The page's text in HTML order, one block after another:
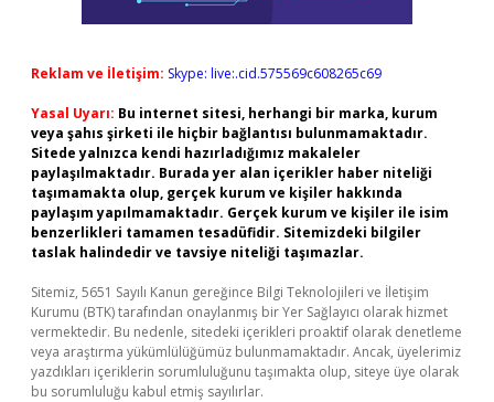
Reklam ve İletişim: Skype: live:.cid.575569c608265c69
Yasal Uyarı: Bu internet sitesi, herhangi bir marka, kurum
veya şahıs şirketi ile hiçbir bağlantısı bulunmamaktadır.
Sitede yalnızca kendi hazırladığımız makaleler
paylaşılmaktadır. Burada yer alan içerikler haber niteliği
taşımamakta olup, gerçek kurum ve kişiler hakkında
paylaşım yapılmamaktadır. Gerçek kurum ve kişiler ile isim
benzerlikleri tamamen tesadüfidir. Sitemizdeki bilgiler
taslak halindedir ve tavsiye niteliği taşımazlar.
Sitemiz, 5651 Sayılı Kanun gereğince Bilgi Teknolojileri ve İletişim
Kurumu (BTK) tarafından onaylanmış bir Yer Sağlayıcı olarak hizmet
vermektedir. Bu nedenle, sitedeki içerikleri proaktif olarak denetleme
veya araştırma yükümlülüğümüz bulunmamaktadır. Ancak, üyelerimiz
yazdıkları içeriklerin sorumluluğunu taşımakta olup, siteye üye olarak
bu sorumluluğu kabul etmiş sayılırlar.